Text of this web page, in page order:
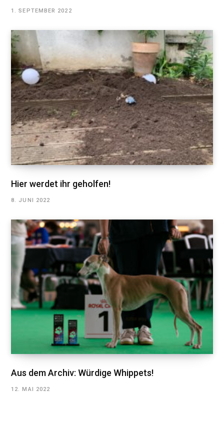
1. SEPTEMBER 2022
Hier werdet ihr geholfen!
8. JUNI 2022
Aus dem Archiv: Würdige Whippets!
12. MAI 2022